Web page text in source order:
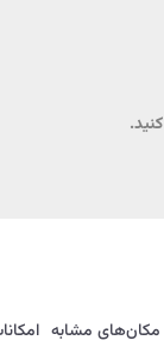
مکان‌های مشابه